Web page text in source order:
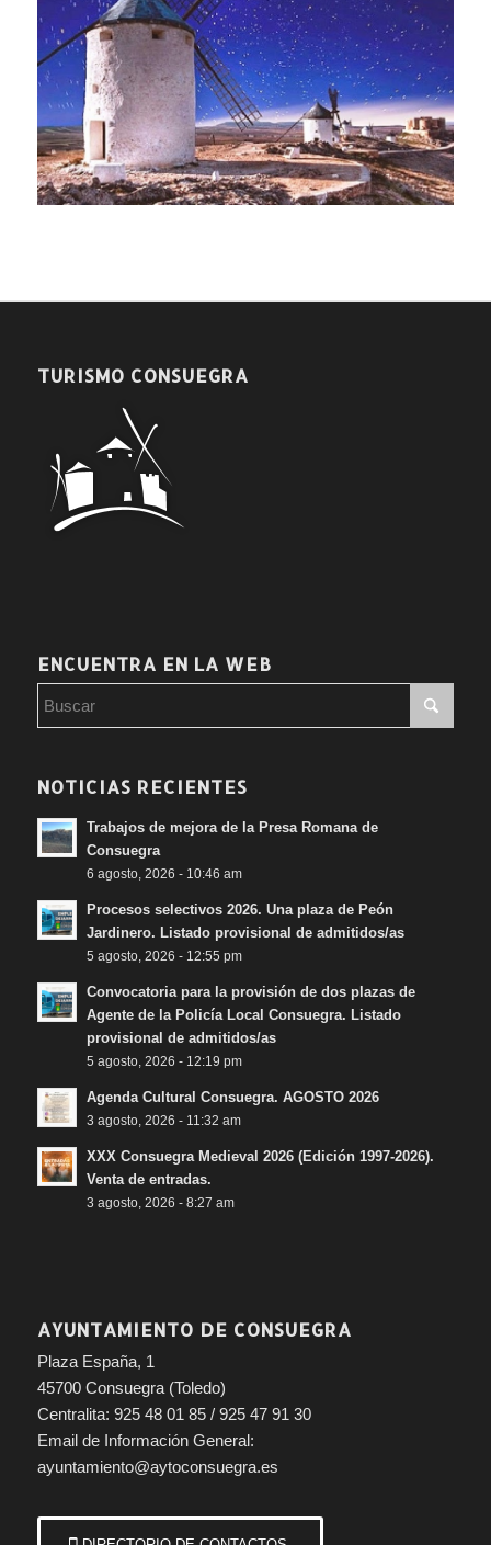
TURISMO CONSUEGRA
ENCUENTRA EN LA WEB
NOTICIAS RECIENTES
Trabajos de mejora de la Presa Romana de
Consuegra
6 agosto, 2026 - 10:46 am
Procesos selectivos 2026. Una plaza de Peón
Jardinero. Listado provisional de admitidos/as
5 agosto, 2026 - 12:55 pm
Convocatoria para la provisión de dos plazas de
Agente de la Policía Local Consuegra. Listado
provisional de admitidos/as
5 agosto, 2026 - 12:19 pm
Agenda Cultural Consuegra. AGOSTO 2026
3 agosto, 2026 - 11:32 am
XXX Consuegra Medieval 2026 (Edición 1997-2026).
Venta de entradas.
3 agosto, 2026 - 8:27 am
AYUNTAMIENTO DE CONSUEGRA
Plaza España, 1
45700 Consuegra (Toledo)
Centralita: 925 48 01 85 / 925 47 91 30
Email de Información General:
ayuntamiento@aytoconsuegra.es